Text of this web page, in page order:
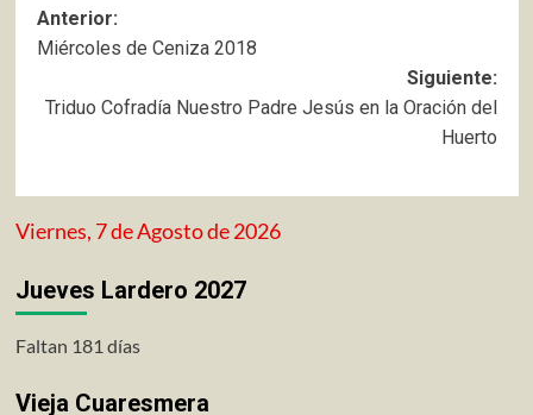
Navegación
de
entradas
Anterior:
Miércoles de Ceniza 2018
Siguiente:
Triduo Cofradía Nuestro Padre Jesús en la Oración del
Huerto
Viernes, 7 de Agosto de 2026
Jueves Lardero 2027
Faltan 181 días
Vieja Cuaresmera